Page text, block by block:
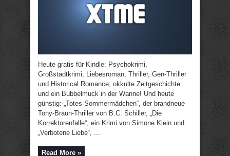
Heute gratis für Kindle: Psychokrimi,
Großstadtkrimi, Liebesroman, Thriller, Gen-Thriller
und Historical Romance; okkulte Zeitgeschichte
und ein Bubbelmuck in der Wanne! Und heute
günstig: „Totes Sommermädchen“, der brandneue
Tony-Braun-Thriller von B.C. Schiller, „Die
Korrektorenfalle“, ein Krimi von Simone Klein und
„Verbotene Liebe“, ...
Read More »